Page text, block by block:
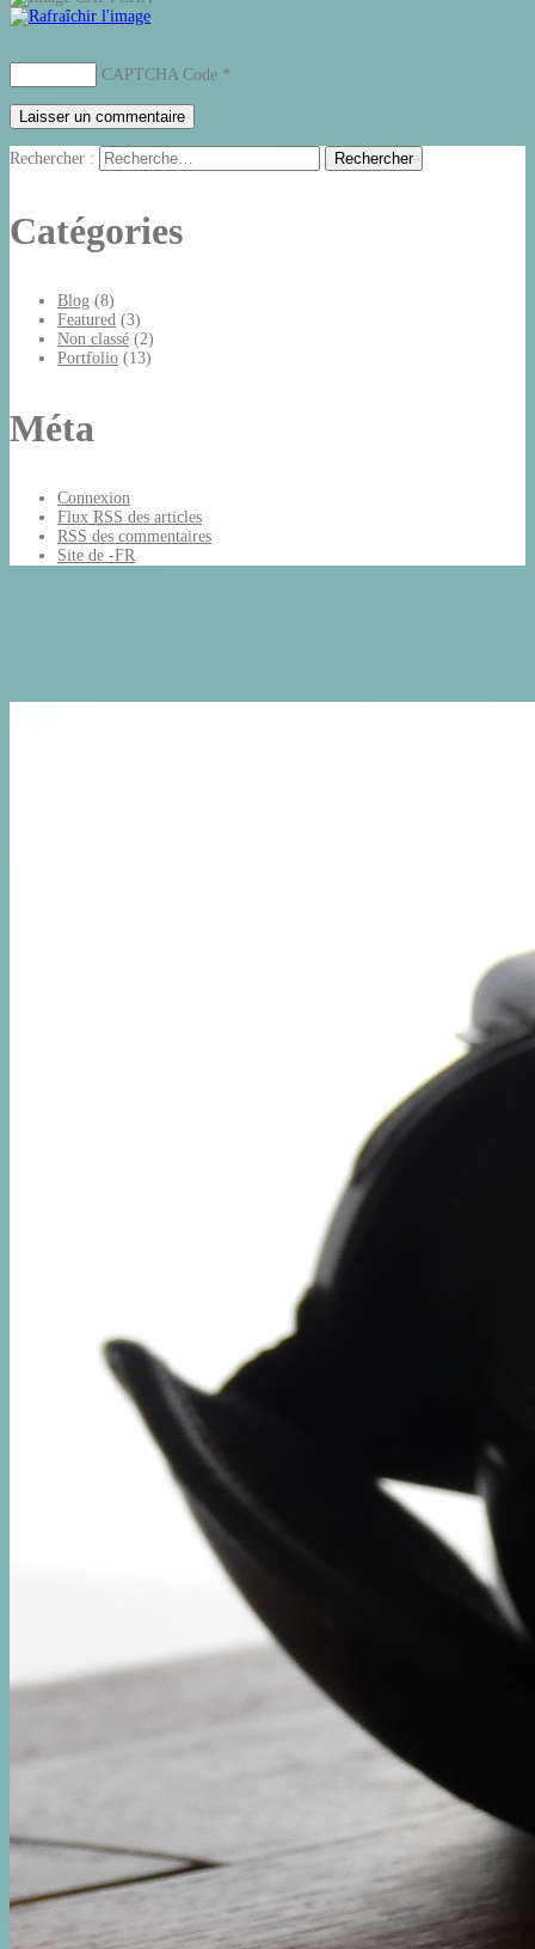
CAPTCHA Code *
Rechercher :
Catégories
Blog (8)
Featured (3)
Non classé (2)
Portfolio (13)
Méta
Connexion
Flux RSS des articles
RSS des commentaires
Site de -FR